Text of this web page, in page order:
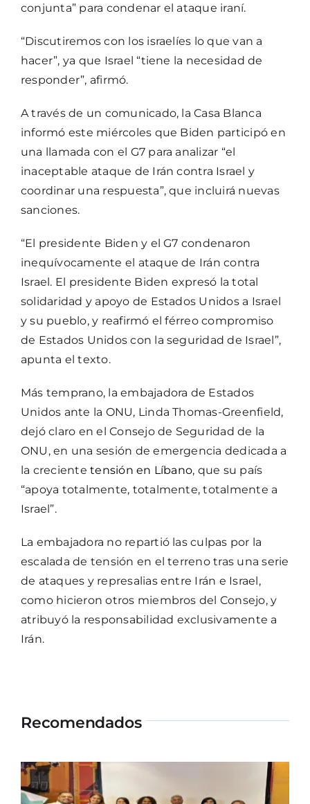
conjunta” para condenar el ataque iraní.
“Discutiremos con los israelíes lo que van a
hacer”, ya que Israel “tiene la necesidad de
responder”, afirmó.
A través de un comunicado, la Casa Blanca
informó este miércoles que Biden participó en
una llamada con el G7 para analizar “el
inaceptable ataque de Irán contra Israel y
coordinar una respuesta”, que incluirá nuevas
sanciones.
“El presidente Biden y el G7 condenaron
inequívocamente el ataque de Irán contra
Israel. El presidente Biden expresó la total
solidaridad y apoyo de Estados Unidos a Israel
y su pueblo, y reafirmó el férreo compromiso
de Estados Unidos con la seguridad de Israel”,
apunta el texto.
Más temprano, la embajadora de Estados
Unidos ante la ONU, Linda Thomas-Greenfield,
dejó claro en el Consejo de Seguridad de la
ONU, en una sesión de emergencia dedicada a
la crecientetensión en Líbano, que su país
“apoya totalmente, totalmente, totalmente a
Israel”.
La embajadora no repartió las culpas por la
escalada de tensión en el terreno tras una serie
de ataques y represalias entre Irán e Israel,
como hicieron otros miembros del Consejo, y
atribuyó la responsabilidad exclusivamente a
Irán.
Recomendados